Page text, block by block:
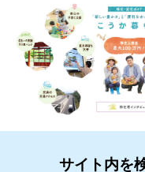
サイト内を